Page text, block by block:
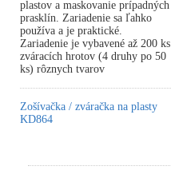
plastov a maskovanie prípadných
prasklín. Zariadenie sa ľahko
používa a je praktické.
Zariadenie je vybavené až 200 ks
zváracích hrotov (4 druhy po 50
ks) rôznych tvarov
Zošívačka / zváračka na plasty
KD864